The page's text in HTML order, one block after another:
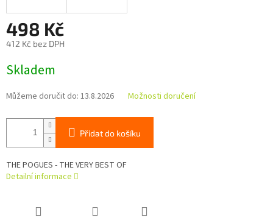
498 Kč
412 Kč bez DPH
cena:
Skladem
Můžeme doručit do: 13.8.2026 Možnosti doručení
Přidat do košíku
THE POGUES - THE VERY BEST OF
Detailní informace